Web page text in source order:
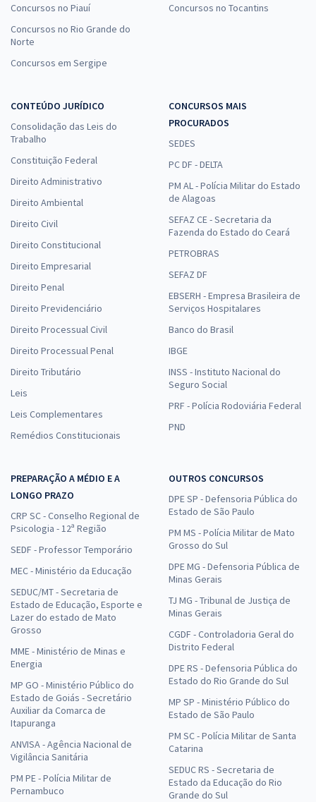
Concursos no Piauí
Concursos no Rio Grande do
Norte
Concursos em Sergipe
Concursos no Tocantins
CONTEÚDO JURÍDICO
Consolidação das Leis do
Trabalho
Constituição Federal
Direito Administrativo
Direito Ambiental
Direito Civil
Direito Constitucional
Direito Empresarial
Direito Penal
Direito Previdenciário
Direito Processual Civil
Direito Processual Penal
Direito Tributário
Leis
Leis Complementares
Remédios Constitucionais
CONCURSOS MAIS
PROCURADOS
SEDES
PC DF - DELTA
PM AL - Polícia Militar do Estado
de Alagoas
SEFAZ CE - Secretaria da
Fazenda do Estado do Ceará
PETROBRAS
SEFAZ DF
EBSERH - Empresa Brasileira de
Serviços Hospitalares
Banco do Brasil
IBGE
INSS - Instituto Nacional do
Seguro Social
PRF - Polícia Rodoviária Federal
PND
PREPARAÇÃO A MÉDIO E A
LONGO PRAZO
CRP SC - Conselho Regional de
Psicologia - 12ª Região
SEDF - Professor Temporário
MEC - Ministério da Educação
SEDUC/MT - Secretaria de
Estado de Educação, Esporte e
Lazer do estado de Mato
Grosso
MME - Ministério de Minas e
Energia
MP GO - Ministério Público do
Estado de Goiás - Secretário
Auxiliar da Comarca de
Itapuranga
ANVISA - Agência Nacional de
Vigilância Sanitária
PM PE - Polícia Militar de
Pernambuco
OUTROS CONCURSOS
DPE SP - Defensoria Pública do
Estado de São Paulo
PM MS - Polícia Militar de Mato
Grosso do Sul
DPE MG - Defensoria Pública de
Minas Gerais
TJ MG - Tribunal de Justiça de
Minas Gerais
CGDF - Controladoria Geral do
Distrito Federal
DPE RS - Defensoria Pública do
Estado do Rio Grande do Sul
MP SP - Ministério Público do
Estado de São Paulo
PM SC - Polícia Militar de Santa
Catarina
SEDUC RS - Secretaria de
Estado da Educação do Rio
Grande do Sul